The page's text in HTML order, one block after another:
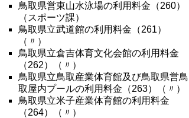
鳥取県営東山水泳場の利用料金（260）
（スポーツ課）
鳥取県立武道館の利用料金（261）
（〃）
鳥取県立倉吉体育文化会館の利用料金
（262）（〃）
鳥取県立鳥取産業体育館及び鳥取県営鳥
取屋内プールの利用料金（263）（〃）
鳥取県立米子産業体育館の利用料金
（264）（〃）